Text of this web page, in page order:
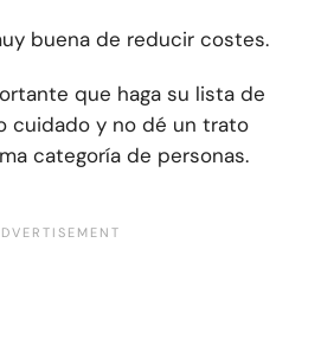
buena de reducir costes.
que haga su lista de
cuidado y no dé un trato
categoría de personas.